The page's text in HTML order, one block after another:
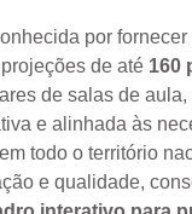
por fornecer
de até 160
de salas de
e alinhada às
todo o território
e qualidade,